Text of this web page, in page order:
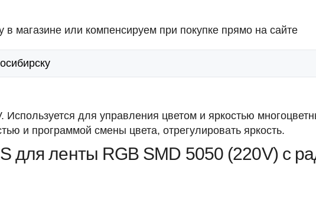
магазине или компенсируем при покупке прямо на сайте
для управления цветом и яркостью
и программой смены цвета, отрегулировать яркость.
для ленты RGB SMD 5050 (220V) с